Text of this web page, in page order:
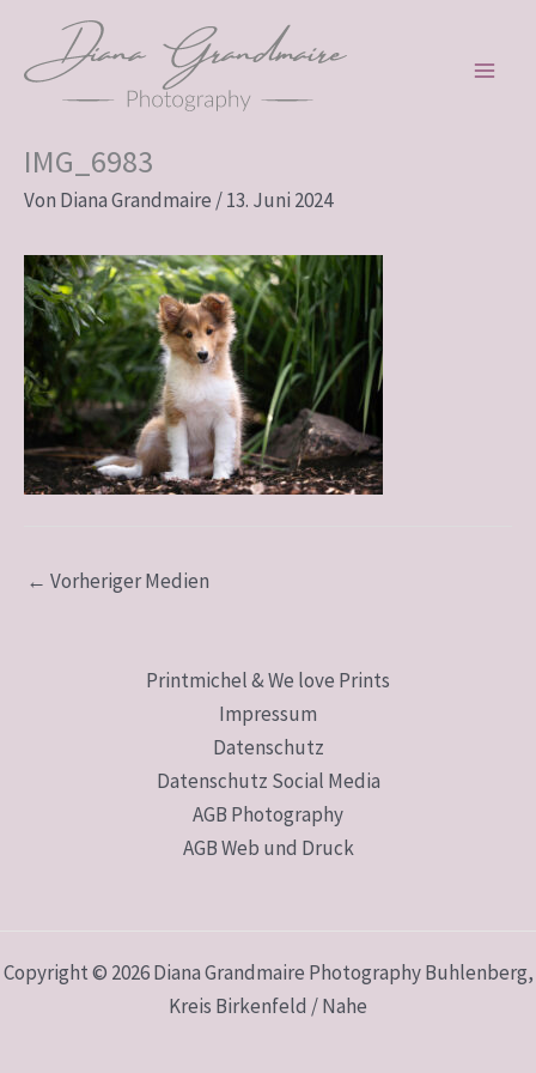
springen
IMG_6983
Von Diana Grandmaire /13. Juni 2024
← Vorheriger Medien
Printmichel & We love Prints
Impressum
Datenschutz
Datenschutz Social Media
AGB Photography
AGB Web und Druck
Copyright © 2026 Diana Grandmaire Photography Buhlenberg,
Kreis Birkenfeld / Nahe